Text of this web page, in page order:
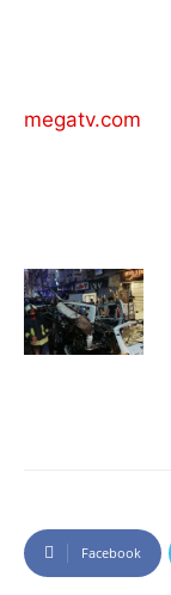
megatv.com
Facebook